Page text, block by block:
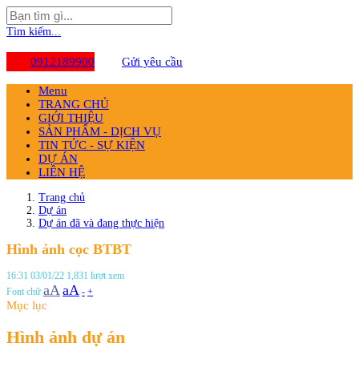
Tìm kiếm...
0912189900 Gửi yêu cầu
Menu
TRANG CHỦ
GIỚI THIỆU
SẢN PHẨM - DỊCH VỤ
TIN TỨC - SỰ KIỆN
DỰ ÁN
LIÊN HỆ
Trang chủ
Dự án
Dự án đã và đang thực hiện
Hình ảnh cọc BTBT
16:31 03/01/22 1,831 lượt xem
Font chữ aAaA - +
Mục lục
Hình ảnh dự án